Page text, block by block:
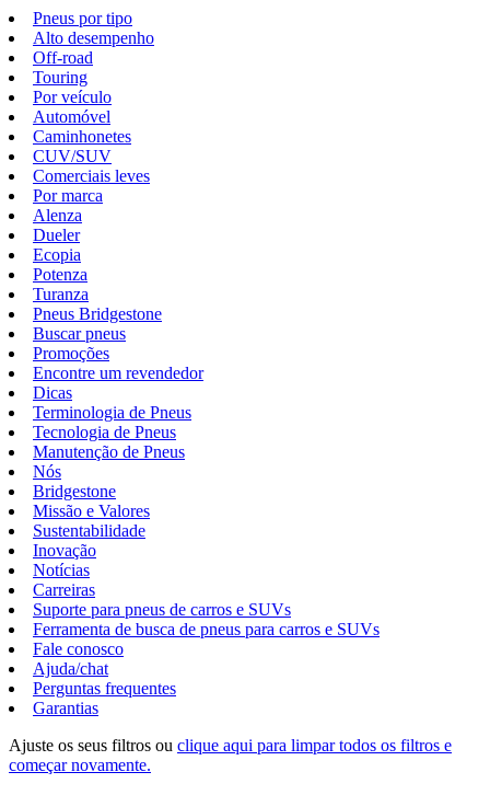
Pneus por tipo
Alto desempenho
Off-road
Touring
Por veículo
Automóvel
Caminhonetes
CUV/SUV
Comerciais leves
Por marca
Alenza
Dueler
Ecopia
Potenza
Turanza
Pneus Bridgestone
Buscar pneus
Promoções
Encontre um revendedor
Dicas
Terminologia de Pneus
Tecnologia de Pneus
Manutenção de Pneus
Nós
Bridgestone
Missão e Valores
Sustentabilidade
Inovação
Notícias
Carreiras
Suporte para pneus de carros e SUVs
Ferramenta de busca de pneus para carros e SUVs
Fale conosco
Ajuda/chat
Perguntas frequentes
Garantias
Ajuste os seus filtros ou clique aqui para limpar todos os filtros e
começar novamente.